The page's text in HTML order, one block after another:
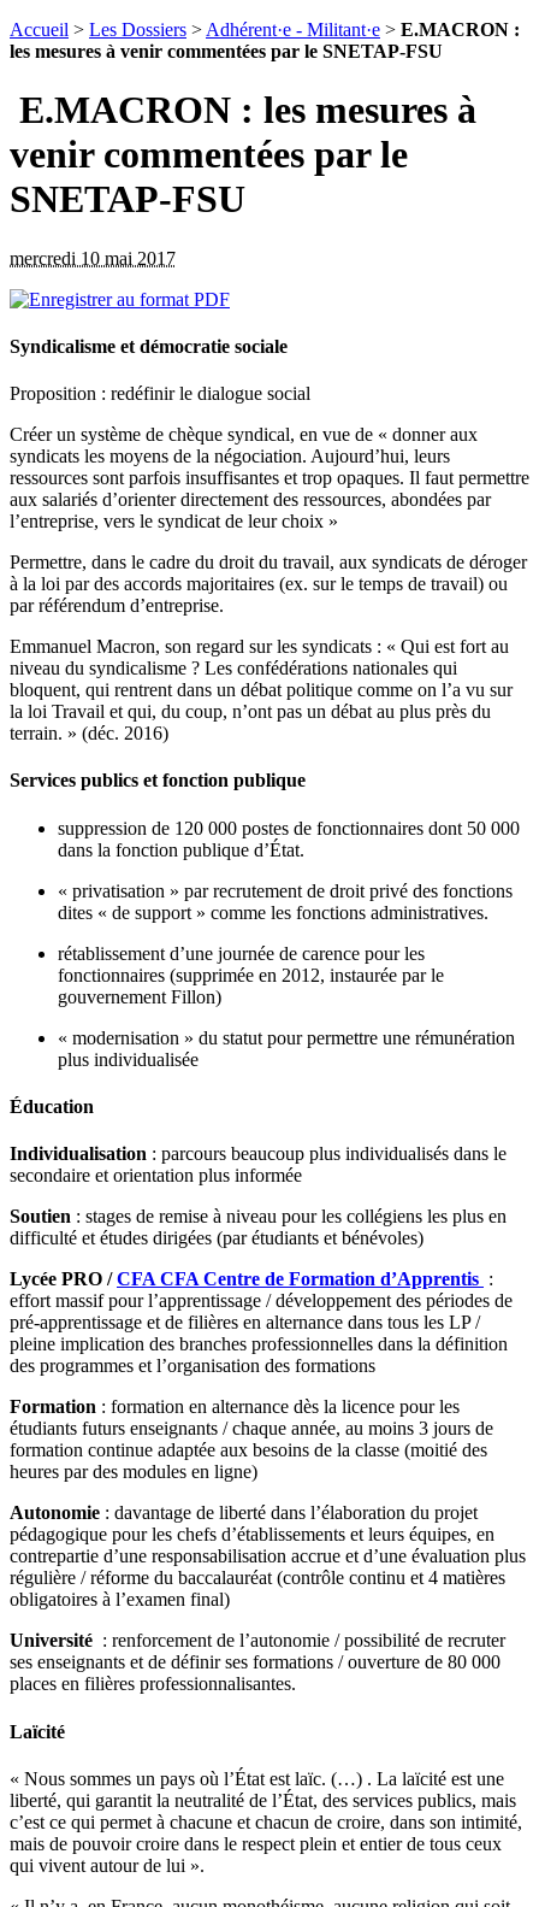
Accueil > Les Dossiers > Adhérent·e - Militant·e > E.MACRON :
les mesures à venir commentées par le SNETAP-FSU
E.MACRON : les mesures à
venir commentées par le
SNETAP-FSU
mercredi 10 mai 2017
Syndicalisme et démocratie sociale
Proposition : redéfinir le dialogue social
Créer un système de chèque syndical, en vue de « donner aux
syndicats les moyens de la négociation. Aujourd’hui, leurs
ressources sont parfois insuffisantes et trop opaques. Il faut permettre
aux salariés d’orienter directement des ressources, abondées par
l’entreprise, vers le syndicat de leur choix »
Permettre, dans le cadre du droit du travail, aux syndicats de déroger
à la loi par des accords majoritaires (ex. sur le temps de travail) ou
par référendum d’entreprise.
Emmanuel Macron, son regard sur les syndicats : « Qui est fort au
niveau du syndicalisme ? Les confédérations nationales qui
bloquent, qui rentrent dans un débat politique comme on l’a vu sur
la loi Travail et qui, du coup, n’ont pas un débat au plus près du
terrain. » (déc. 2016)
Services publics et fonction publique
suppression de 120 000 postes de fonctionnaires dont 50 000
dans la fonction publique d’État.
« privatisation » par recrutement de droit privé des fonctions
dites « de support » comme les fonctions administratives.
rétablissement d’une journée de carence pour les
fonctionnaires (supprimée en 2012, instaurée par le
gouvernement Fillon)
« modernisation » du statut pour permettre une rémunération
plus individualisée
Éducation
Individualisation : parcours beaucoup plus individualisés dans le
secondaire et orientation plus informée
Soutien : stages de remise à niveau pour les collégiens les plus en
difficulté et études dirigées (par étudiants et bénévoles)
Lycée PRO /CFA CFA Centre de Formation d’Apprentis :
effort massif pour l’apprentissage / développement des périodes de
pré-apprentissage et de filières en alternance dans tous les LP /
pleine implication des branches professionnelles dans la définition
des programmes et l’organisation des formations
Formation : formation en alternance dès la licence pour les
étudiants futurs enseignants / chaque année, au moins 3 jours de
formation continue adaptée aux besoins de la classe (moitié des
heures par des modules en ligne)
Autonomie : davantage de liberté dans l’élaboration du projet
pédagogique pour les chefs d’établissements et leurs équipes, en
contrepartie d’une responsabilisation accrue et d’une évaluation plus
régulière / réforme du baccalauréat (contrôle continu et 4 matières
obligatoires à l’examen final)
Université : renforcement de l’autonomie / possibilité de recruter
ses enseignants et de définir ses formations / ouverture de 80 000
places en filières professionnalisantes.
Laïcité
« Nous sommes un pays où l’État est laïc. (…) . La laïcité est une
liberté, qui garantit la neutralité de l’État, des services publics, mais
c’est ce qui permet à chacune et chacun de croire, dans son intimité,
mais de pouvoir croire dans le respect plein et entier de tous ceux
qui vivent autour de lui ».